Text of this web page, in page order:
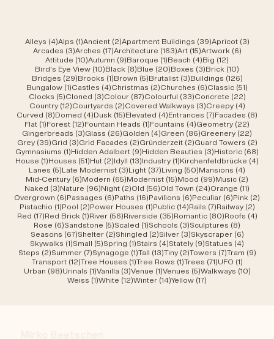
Alleys (4)4 Beiträge
Alps (1)1 Beitrag
Ancient (2)2 Beiträge
Apartment Buildings (39)39 Beiträge
Apricot (3)3
Arcades (3)3 Beiträge
Arches (17)17 Beiträge
Architecture (163)163 Beiträge
Art (15)15 Beiträge
Artwork (6)6
Attitude (10)10 Beiträge
Autumn (9)9 Beiträge
Baroque (1)1 Beitrag
Beach (4)4 Beiträge
Big (12)
Bird's Eye View (10)10 Beiträge
Black (8)8 Beiträge
Blue (20)20 Beiträge
Boxes (3)3 Beiträge
Brick (10)
Bridges (29)29 Beiträge
Brooks (1)1 Beitrag
Brown (5)5 Beiträge
Brutalist (3)3 Beiträge
Buildings (126)126
Bungalow (1)1 Beitrag
Castles (4)4 Beiträge
Christmas (2)2 Beiträge
Churches (6)6 Beiträge
Classic (51)
Clocks (5)5 Beiträge
Cloned (3)3 Beiträge
Colour (87)87 Beiträge
Colourful (33)33 Beiträge
Concrete (22)22
Country (12)12 Beiträge
Courtyards (2)2 Beiträge
Covered Walkways (3)3 Beiträge
Creepy (4)4
Curved (8)8 Beiträge
Domed (4)4 Beiträge
Dusk (15)15 Beiträge
Elevated (4)4 Beiträge
Entrances (7)7 Beiträge
Facades (8)
Flat (1)1 Beitrag
Forest (12)12 Beiträge
Fountain Heads (1)1 Beitrag
Fountains (4)4 Beiträge
Geometry (22)
Gingerbreads (3)3 Beiträge
Glass (26)26 Beiträge
Golden (4)4 Beiträge
Green (86)86 Beiträge
Greenery (22)
Grey (39)39 Beiträge
Grid (3)3 Beiträge
Grid Facades (2)2 Beiträge
Gründerzeit (2)2 Beiträge
Guard Towers (2)2
Gymnasiums (1)1 Beitrag
Hidden Adalbert (9)9 Beiträge
Hidden Beauties (3)3 Beiträge
Historic (68)
House (1)1 Beitrag
Houses (51)51 Beiträge
Hut (2)2 Beiträge
Idyll (13)13 Beiträge
Industry (1)1 Beitrag
Kirchenfeldbrücke (4)
Lanes (5)5 Beiträge
Late Modernist (3)3 Beiträge
Light (37)37 Beiträge
Living (50)50 Beiträge
Mansions (4)
Mid-Century (6)6 Beiträge
Modern (65)65 Beiträge
Modernist (15)15 Beiträge
Mood (99)99 Beiträge
Music (2)
Naked (3)3 Beiträge
Nature (96)96 Beiträge
Night (2)2 Beiträge
Old (56)56 Beiträge
Old Town (24)24 Beiträge
Orange (11)
Overgrown (6)6 Beiträge
Passages (6)6 Beiträge
Paths (16)16 Beiträge
Pavilions (6)6 Beiträge
Peculiar (6)6 Beiträge
Pink (2)
Pistachio (1)1 Beitrag
Pool (2)2 Beiträge
Power Houses (1)1 Beitrag
Public (14)14 Beiträge
Rails (7)7 Beiträge
Railway (2)2
Red (17)17 Beiträge
Red Brick (1)1 Beitrag
River (56)56 Beiträge
Riverside (35)35 Beiträge
Romantic (80)80 Beiträge
Roofs (4)4
Rose (6)6 Beiträge
Sandstone (5)5 Beiträge
Scaled (1)1 Beitrag
Schools (3)3 Beiträge
Sculptures (8)
Seasons (67)67 Beiträge
Shelter (2)2 Beiträge
Shingled (2)2 Beiträge
Silver (3)3 Beiträge
Skyscraper (6)6
Skywalks (1)1 Beitrag
Small (5)5 Beiträge
Spring (1)1 Beitrag
Stairs (4)4 Beiträge
Stately (9)9 Beiträge
Statues (4)
Steps (2)2 Beiträge
Summer (7)7 Beiträge
Synagoge (1)1 Beitrag
Tall (13)13 Beiträge
Tiny (2)2 Beiträge
Towers (7)7 Beiträge
Tram (9)9
Transport (12)12 Beiträge
Tree Houses (1)1 Beitrag
Tree Rows (1)1 Beitrag
Trees (71)71 Beiträge
UFO (1)1 Beitrag
Urban (98)98 Beiträge
Urinals (1)1 Beitrag
Vanilla (3)3 Beiträge
Venue (1)1 Beitrag
Venues (5)5 Beiträge
Walkways (10)10
Weiss (1)1 Beitrag
White (12)12 Beiträge
Winter (14)14 Beiträge
Yellow (17)